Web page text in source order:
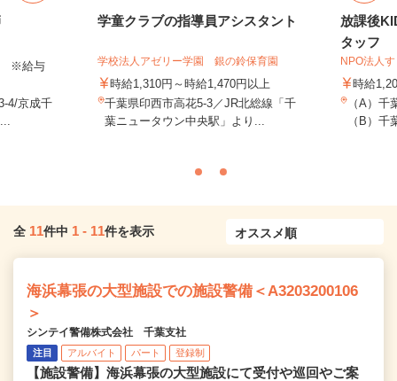
※給与
4/京成千
学童クラブの指導員アシスタント
学校法人アゼリー学園 銀の鈴保育園
時給1,310円～時給1,470円以上
千葉県印西市高花5-3／JR北総線「千
葉ニュータウン中央駅」より...
放課後
タッフ
NPO法人
時給
（A）
（B）
全 11件中 1 - 11件を表示
海浜幕張の大型施設での施設警備＜A3203200106
＞
シンテイ警備株式会社 千葉支社
注目 アルバイト パート 登録制
【施設警備】海浜幕張の大型施設にて受付や巡回やご案